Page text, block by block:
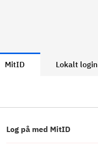
MitID Lokalt login
Log på med MitID